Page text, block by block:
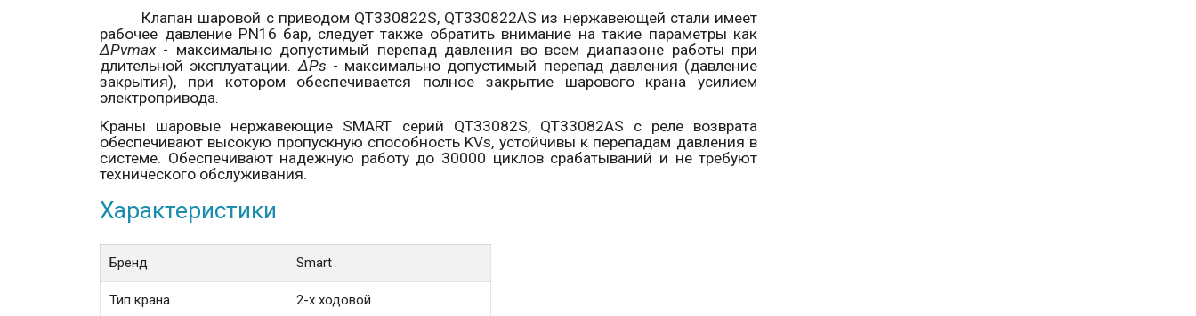
Клапан шаровой с приводом QT330822S, QT330822AS из нержавеющей стали имеет
рабочее давление PN16 бар, следует также обратить внимание на такие параметры как
∆Pvmax- максимально допустимый перепад давления во всем диапазоне работы при
длительной эксплуатации.∆Ps - максимально допустимый перепад давления (давление
закрытия), при котором обеспечивается полное закрытие шарового крана усилием
электропривода.
Краны шаровые нержавеющие SMART серий QT33082S, QT33082AS с реле возврата
обеспечивают высокую пропускную способность KVs, устойчивы к перепадам давления в
системе. Обеспечивают надежную работу до 30000 циклов срабатываний и не требуют
технического обслуживания.
Характеристики
Бренд Smart
Тип крана 2-х ходовой